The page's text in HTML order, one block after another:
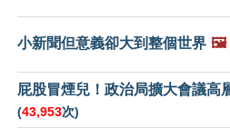
小新聞但意義卻大到整個世界 🖼️
屁股冒煙兒！政治局擴大會議高
(43,953次)